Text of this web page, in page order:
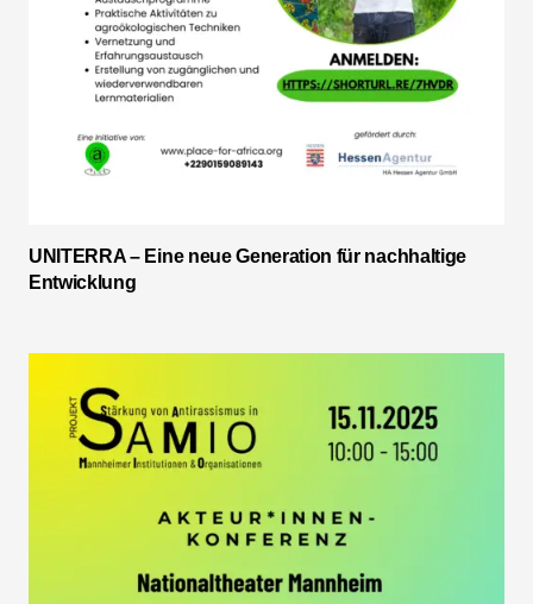
UNITERRA – Eine neue Generation für nachhaltige
Entwicklung